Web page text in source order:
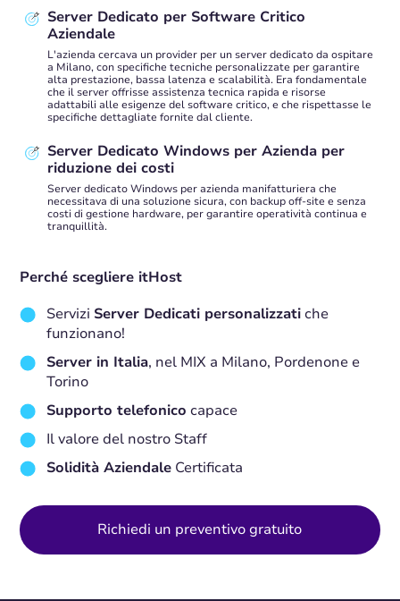
Server Dedicato per Software Critico
Aziendale
L'azienda cercava un provider per un server dedicato da ospitare
a Milano, con specifiche tecniche personalizzate per garantire
alta prestazione, bassa latenza e scalabilità. Era fondamentale
che il server offrisse assistenza tecnica rapida e risorse
adattabili alle esigenze del software critico, e che rispettasse le
specifiche dettagliate fornite dal cliente.
Server Dedicato Windows per Azienda per
riduzione dei costi
Server dedicato Windows per azienda manifatturiera che
necessitava di una soluzione sicura, con backup off-site e senza
costi di gestione hardware, per garantire operatività continua e
tranquillità.
Perché scegliere itHost
Servizi Server Dedicati personalizzatiche
funzionano!
Server in Italia, nel MIX a Milano, Pordenone e
Torino
Supporto telefonico capace
Il valore del nostro Staff
Solidità Aziendale Certificata
Richiedi un preventivo gratuito